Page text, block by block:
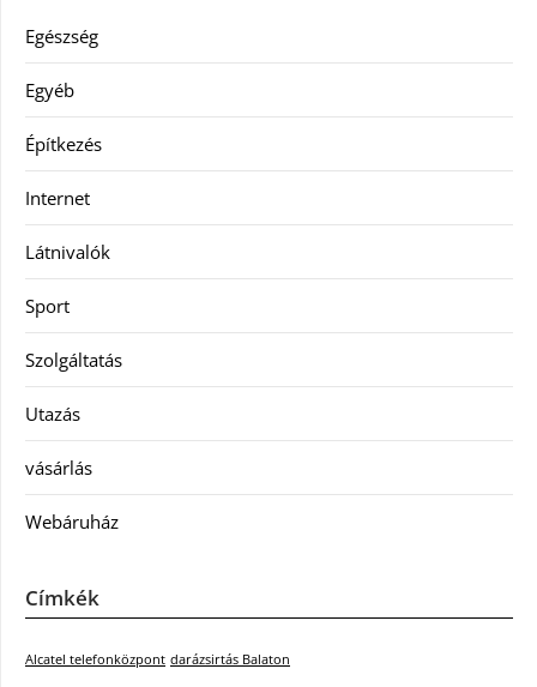
Egészség
Egyéb
Építkezés
Internet
Látnivalók
Sport
Szolgáltatás
Utazás
vásárlás
Webáruház
Címkék
Alcatel telefonközpont darázsirtás Balaton